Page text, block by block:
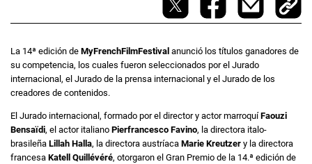
La 14ª edición de MyFrenchFilmFestival anunció los títulos ganadores de
su competencia, los cuales fueron seleccionados por el Jurado
internacional, el Jurado de la prensa internacional y el Jurado de los
creadores de contenidos.
El Jurado internacional, formado por el director y actor marroquíFaouzi
Bensaïdi, el actor italiano Pierfrancesco Favino, la directora italo-
brasileña Lillah Halla, la directora austríaca Marie Kreutzer y la directora
francesa Katell Quillévéré, otorgaron el Gran Premio de la 14.ª edición de